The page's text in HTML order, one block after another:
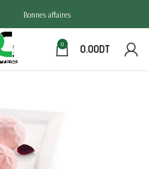
Bonnes affaires
0 0.00DT